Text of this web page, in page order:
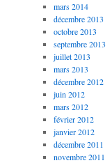
mars 2014
décembre 2013
octobre 2013
septembre 2013
juillet 2013
mars 2013
décembre 2012
juin 2012
mars 2012
février 2012
janvier 2012
décembre 2011
novembre 2011